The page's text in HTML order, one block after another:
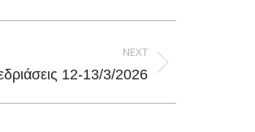
NEXT
12-13/3/2026